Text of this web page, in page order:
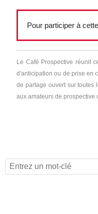
Pour participer à
Le Café Prospective réunit
d'anticipation ou de prise en
de partage ouvert sur toutes
aux amateurs de prospective